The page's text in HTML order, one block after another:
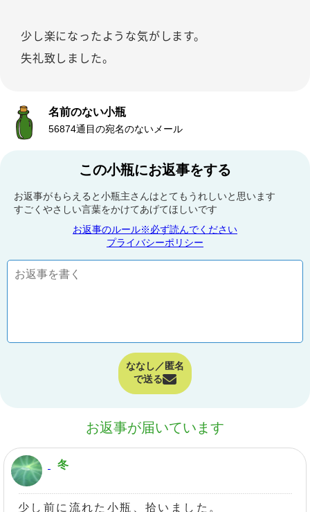
少し楽になったような気がします。
失礼致しました。
名前のない小瓶
56874通目の宛名のないメール
この小瓶にお返事をする
お返事がもらえると小瓶主さんはとてもうれしいと思います
すごくやさしい言葉をかけてあげてほしいです
お返事のルール※必ず読んでください
プライバシーポリシー
ななし／匿名
で送る
お返事が届いています
冬
少し前に流れた小瓶、拾いました。